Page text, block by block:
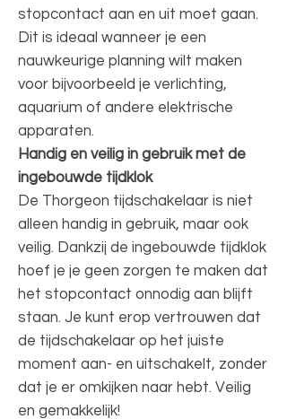
stopcontact aan en uit moet gaan.
Dit is ideaal wanneer je een
nauwkeurige planning wilt maken
voor bijvoorbeeld je verlichting,
aquarium of andere elektrische
apparaten.
Handig en veilig in gebruik met de
ingebouwde tijdklok
De Thorgeon tijdschakelaar is niet
alleen handig in gebruik, maar ook
veilig. Dankzij de ingebouwde tijdklok
hoef je je geen zorgen te maken dat
het stopcontact onnodig aan blijft
staan. Je kunt erop vertrouwen dat
de tijdschakelaar op het juiste
moment aan- en uitschakelt, zonder
dat je er omkijken naar hebt. Veilig
en gemakkelijk!